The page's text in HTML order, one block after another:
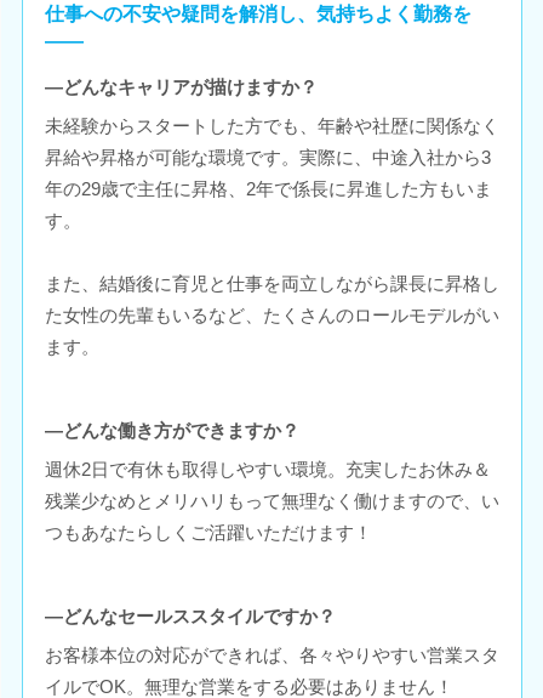
仕事への不安や疑問を解消し、気持ちよく勤務を
――
―どんなキャリアが描けますか？
未経験からスタートした方でも、年齢や社歴に関係なく
昇給や昇格が可能な環境です。実際に、中途入社から3
年の29歳で主任に昇格、2年で係長に昇進した方もいま
す。
また、結婚後に育児と仕事を両立しながら課長に昇格し
た女性の先輩もいるなど、たくさんのロールモデルがい
ます。
―どんな働き方ができますか？
週休2日で有休も取得しやすい環境。充実したお休み＆
残業少なめとメリハリもって無理なく働けますので、い
つもあなたらしくご活躍いただけます！
―どんなセールススタイルですか？
お客様本位の対応ができれば、各々やりやすい営業スタ
イルでOK。無理な営業をする必要はありません！